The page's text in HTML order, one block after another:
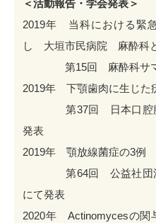
＜活動報告・学会発表＞
2019年 当科における緊
し 大垣市民病院 麻酔科
第15回 麻酔科サマー
2019年 下顎歯肉に生じた
第37回 日本口腔腫瘍
発表
2019年 顎放線菌
第64回 公益社団法
にて発表
2020年 Actinomycesの関